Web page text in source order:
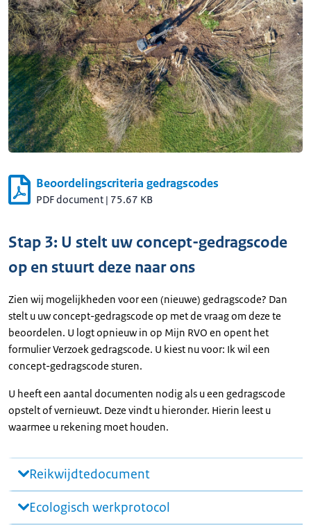
Beoordelingscriteria gedragscodes
PDF document | 75.67 KB
Stap 3: U stelt uw concept-gedragscode
op en stuurt deze naar ons
Zien wij mogelijkheden voor een (nieuwe) gedragscode? Dan
stelt u uw concept-gedragscode op met de vraag om deze te
beoordelen. U logt opnieuw in op Mijn RVO en opent het
formulier Verzoek gedragscode. U kiest nu voor: Ik wil een
concept-gedragscode sturen.
U heeft een aantal documenten nodig als u een gedragscode
opstelt of vernieuwt. Deze vindt u hieronder. Hierin leest u
waarmee u rekening moet houden.
Reikwijdtedocument
Ecologisch werkprotocol